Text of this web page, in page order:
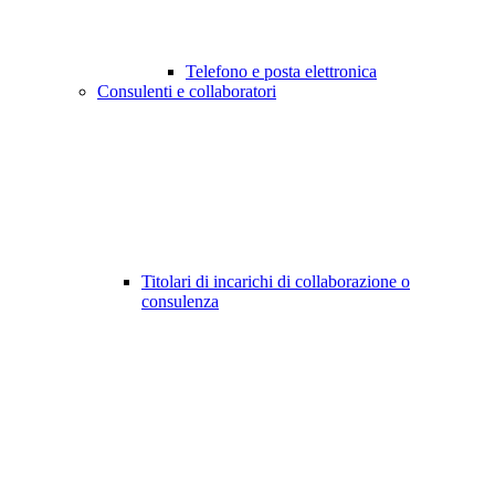
Telefono e posta elettronica
Consulenti e collaboratori
Titolari di incarichi di collaborazione o
consulenza